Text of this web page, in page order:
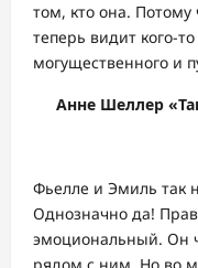
том, кто она. Потому
теперь видит кого-
могущественного и
Анне Шеллер
Фьелле и Эмиль так
Однозначно да!
эмоциональный. Он